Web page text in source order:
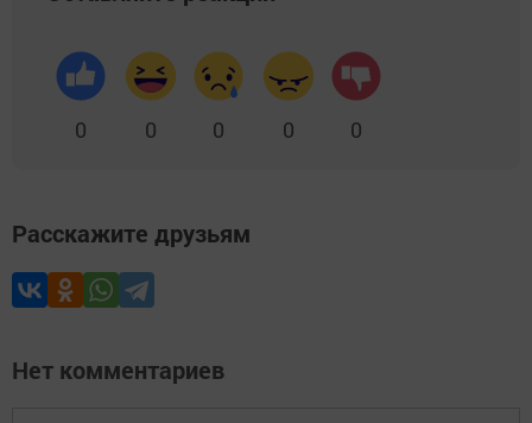
0 0 0 0 0
Расскажите друзьям
Нет комментариев